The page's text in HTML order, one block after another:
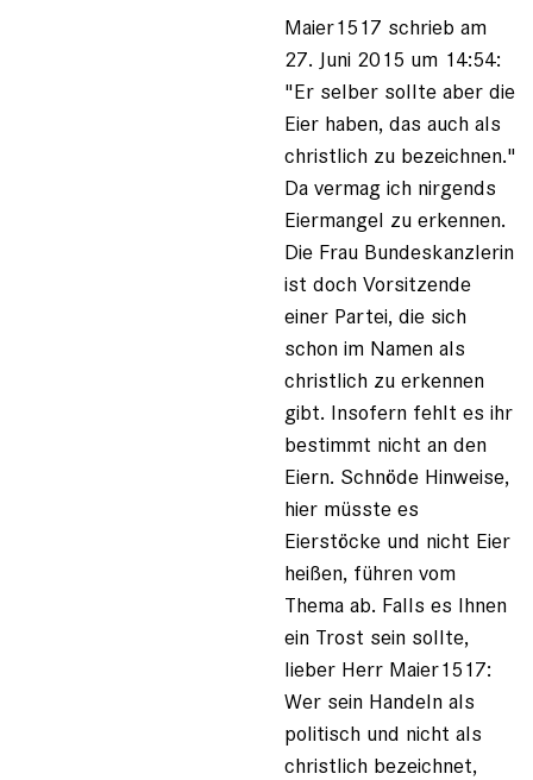
Maier1517 schrieb am
27. Juni 2015 um 14:54:
"Er selber sollte aber die
Eier haben, das auch als
christlich zu bezeichnen."
Da vermag ich nirgends
Eiermangel zu erkennen.
Die Frau Bundeskanzlerin
ist doch Vorsitzende
einer Partei, die sich
schon im Namen als
christlich zu erkennen
gibt. Insofern fehlt es ihr
bestimmt nicht an den
Eiern. Schnöde Hinweise,
hier müsste es
Eierstöcke und nicht Eier
heißen, führen vom
Thema ab. Falls es Ihnen
ein Trost sein sollte,
lieber Herr Maier1517:
Wer sein Handeln als
politisch und nicht als
christlich bezeichnet,